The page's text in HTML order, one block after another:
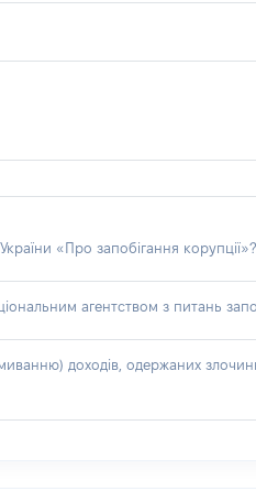
«Про запобігання корупції»?
агентством з питань
доходів, одержаних